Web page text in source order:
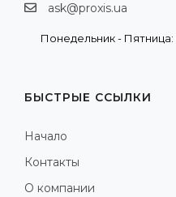
ask@proxis.ua
Понедельник - Пятница:
БЫСТРЫЕ ССЫЛКИ
Начало
Контакты
О компании